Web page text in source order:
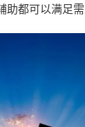
都可以满足需